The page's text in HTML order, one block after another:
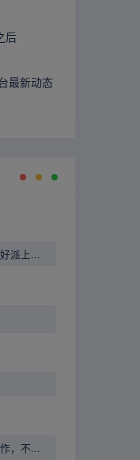
后
最新动态
派上...
，不...